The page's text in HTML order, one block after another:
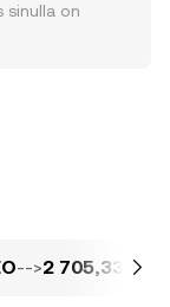
sinulla on
-->2 705,33 PKR